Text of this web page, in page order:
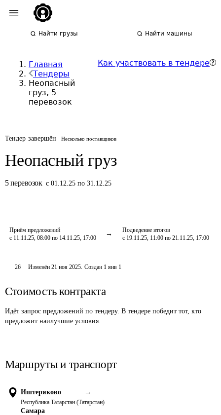
Найти грузы Найти машины
Главная
Тендеры
Неопасный
груз, 5
перевозок
Как участвовать в тендере
Тендер завершён Несколько поставщиков
Неопасный груз
5 перевозок с 01.12.25 по 31.12.25
Приём предложений
с 11.11.25, 08:00 по 14.11.25, 17:00
Подведение итогов
с 19.11.25, 11:00 по 21.11.25, 17:00
26 Изменён21 ноя 2025. Создан 1 янв 1
Стоимость контракта
Идёт запрос предложений по тендеру. В тендере победит тот, кто
предложит наилучшие условия.
Маршруты и транспорт
Иштеряково →
Республика Татарстан (Татарстан)
Самара